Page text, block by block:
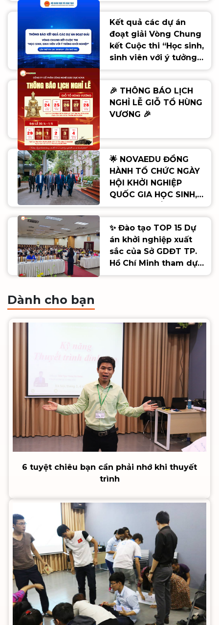
2026 - 2035” của
ngành Giáo dục
Kết quả các dự án
đoạt giải Vòng Chung
kết Cuộc thi “Học sinh,
sinh viên với ý tưởng
khởi nghiệp" lần thứ
VIII (SV_STARTUP- Lần
thứ VIII)
🎉 THÔNG BÁO LỊCH
NGHỈ LỄ GIỖ TỔ HÙNG
VƯƠNG 🎉
🌟 NOVAEDU ĐỒNG
HÀNH TỔ CHỨC NGÀY
HỘI KHỞI NGHIỆP
QUỐC GIA HỌC SINH,
SINH VIÊN LẦN THỨ VIII
🌟
✨ Đào tạo TOP 15 Dự
án khởi nghiệp xuất
sắc của Sở GDĐT TP.
Hồ Chí Minh tham dự
Cuộc thi SV_STARTUP
Dành cho bạn
6 tuyệt chiêu bạn cần phải nhớ khi thuyết
trình